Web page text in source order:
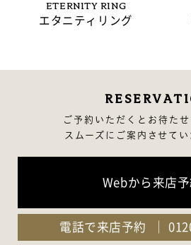
ETERNITY RING
エタニティリング
ご予約いただくとお待たせ
スムーズにご案内させてい
Webから来店
電話で来店予約